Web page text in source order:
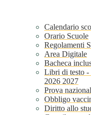
Calendario
Orario Scuole
Regolamenti
Area Digitale
Bacheca
Libri di testo -
2026 2027
Prova
Obbligo
Diritto allo